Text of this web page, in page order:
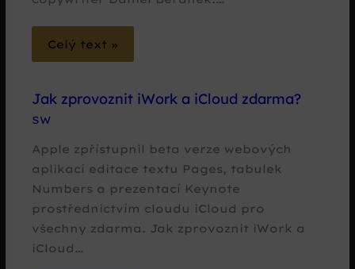
Celý text »
Jak zprovoznit iWork a iCloud zdarma?
SW
Apple zpřístupnil beta verze webových
aplikací editace textu Pages, tabulek
Numbers a prezentací Keynote
prostřednictvím cloudu iCloud pro
všechny zdarma. Jak zprovoznit iWork a
iCloud…